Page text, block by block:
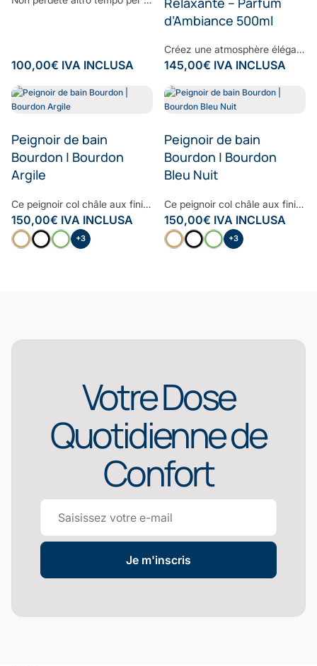
100,00€ IVA INCLUSA
d’Ambiance 500ml
Créez une atmosphère élégante et apaisante, à chaque instant.Vaporisez cette brume d’ambiance dans votre intérieur pour diffuser une signature olfactive raffinée, subtile et enveloppante. Sa composition associe une eau de bambou délicate à des notes fraîches d’écorces de bergamote et de feuilles de basilic, légèrement froissées. Une fragrance contemporaine où la douceur végétale rencontre la vivacité des agrumes, pour un équilibre parfaitement maîtrisé. À la fois fraîche, naturelle et sophistiquée, cette senteur transforme vos espaces en véritables lieux de bien-être, inspirés des plus beaux établissements. Formulée sans ingrédients synthétiques controversés, elle respecte votre environnement tout en sublimant votre intérieur. Sillage : bergamote - bambou - basilic - musc
145,00€ IVA INCLUSA
Peignoir de bain
Bourdon | Bourdon
Argile
Ce peignoir col châle aux finitions raffinées et haut de gamme est le peignoir à avoir dans sa salle de bain. Moelleux, doux et très confortable, le bourdon embelli ce peignoir pour lui donner un style contemporain et cosy. Confectionné à partir d’une des fibres les plus nobles, la Fibre B., ce peignoir est ultra-doux, absorbant et sèche rapidement. Notre linge de bain participe avec style à votre bien-être et à la protection de la planète. Nos Collections de linge de bain sont fabriquées dans les meilleurs ateliers d’Europe.
150,00€ IVA INCLUSA
+3
Peignoir de bain
Bourdon | Bourdon
Bleu Nuit
Ce peignoir col châle aux finitions raffinées et haut de gamme est le peignoir à avoir dans sa salle de bain. Moelleux, doux et très confortable, le bourdon embelli ce peignoir pour lui donner un style contemporain et cosy. Confectionné à partir d’une des fibres les plus nobles, la Fibre B., ce peignoir est ultra-doux, absorbant et sèche rapidement. Notre linge de bain participe avec style à votre bien-être et à la protection de la planète. Nos Collections de linge de bain sont fabriquées dans les meilleurs ateliers d’Europe.
150,00€ IVA INCLUSA
+3
Votre Dose
Quotidienne de
Confort
Je m'inscris